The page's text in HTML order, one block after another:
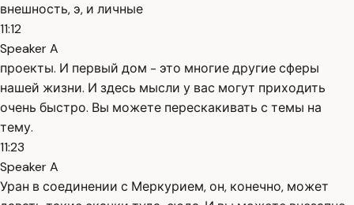
внешность, э, и личные
11:12
Speaker A
проекты. И первый дом - это многие другие сферы
нашей жизни. И здесь мысли у вас могут приходить
очень быстро. Вы можете перескакивать с темы на
тему.
11:23
Speaker A
Уран в соединении с Меркурием, он, конечно, может